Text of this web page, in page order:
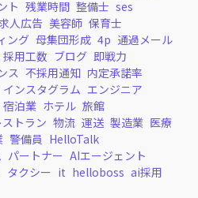
ト 残業時間 整備士 ses
人広告 美容師 保育士
ング 母集団形成 4p 通過メール
採用工数 ブログ 即戦力
ス 不採用通知 内定承諾率
インスタグラム エンジニア
宿泊業 ホテル 旅館
ストラン 物流 運送 製造業 医療
警備員 HelloTalk
パートナー AIエージェント
タクシー it helloboss ai採用